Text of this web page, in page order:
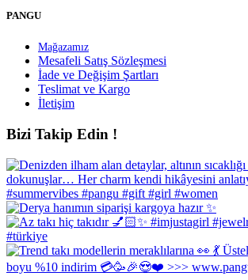
PANGU
Mağazamız
Mesafeli Satış Sözleşmesi
İade ve Değişim Şartları
Teslimat ve Kargo
İletişim
Bizi Takip Edin !